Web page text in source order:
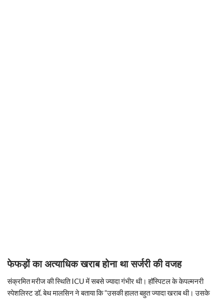
फेफड़ों का अत्याधिक खराब होना था सर्जरी की वजह
संक्रमित मरीज की स्थिति ICU में सबसे ज्यादा गंभीर थी। हॉस्पिटल के केपल्मनरी
स्पेशलिस्ट डॉ. बेथ मालसिन ने बताया कि “उसकी हालत बहुत ज्यादा खराब थी। उसके